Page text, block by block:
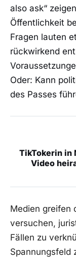
also ask“
Öffentlichkeit
Fragen lauten
rückwirkend
Oder: Kann
des Passes
TikTokerin in
Video
Medien greifen
versuchen,
Fällen zu
Spannungsfeld